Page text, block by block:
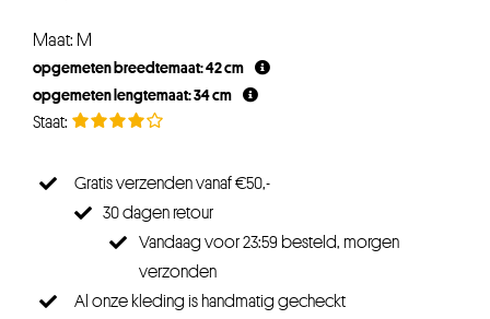
Maat: M
opgemeten breedtemaat: 42 cm
opgemeten lengtemaat: 34 cm
Gratis verzenden vanaf €50,-
30 dagen retour
Vandaag voor 23:59 besteld, morgen
verzonden
Al onze kleding is handmatig gecheckt